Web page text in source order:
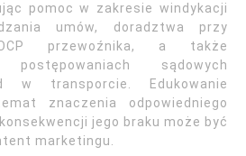
pomoc w zakresie windykacji
umów, doradztwa przy
OCP przewoźnika, a także
sądowych
w transporcie. Edukowanie
znaczenia odpowiedniego
jego braku może być
marketingu.